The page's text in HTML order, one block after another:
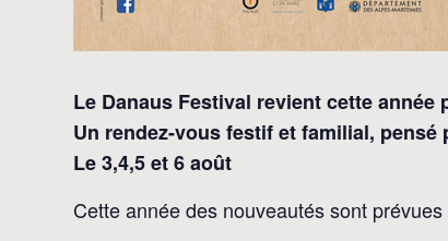
Le Danaus Festival revient cette année
Un rendez-vous festif et familial,
Le 3,4,5 et 6 août
Cette année des nouveautés sont